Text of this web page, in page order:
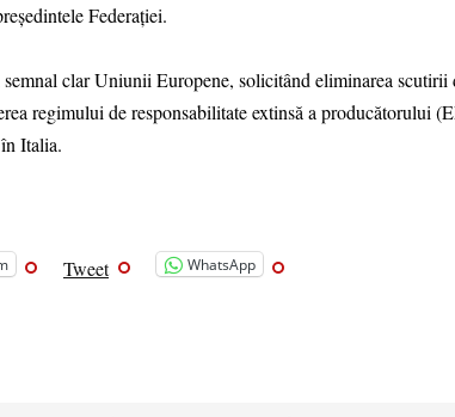
Federației.
clar Uniunii Europene, solicitând eliminarea scutirii
regimului de responsabilitate extinsă a producătorului
Italia.
Tweet WhatsApp